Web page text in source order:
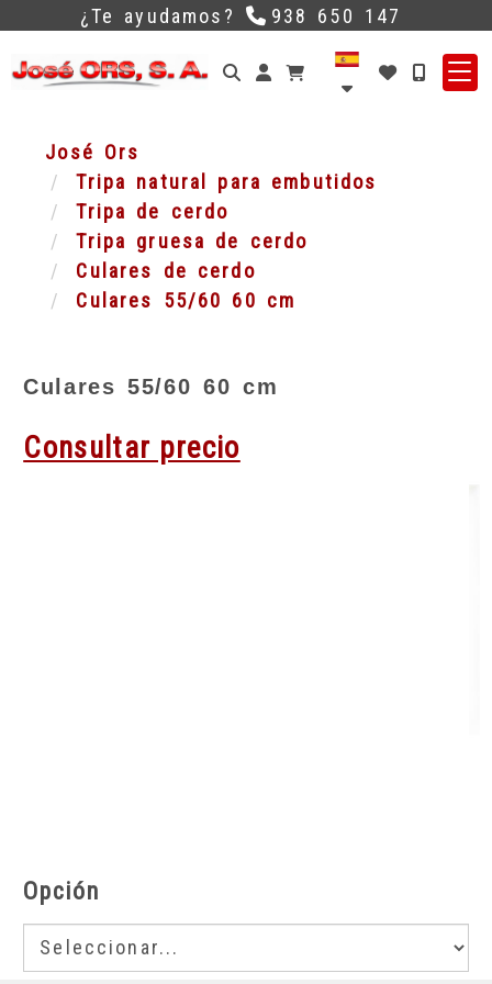
Identifícate
¿Te ayudamos? 938 650 147
José Ors
Tripa natural para embutidos
Tripa de cerdo
Tripa gruesa de cerdo
Culares de cerdo
Culares 55/60 60 cm
Culares 55/60 60 cm
Consultar precio
Opción